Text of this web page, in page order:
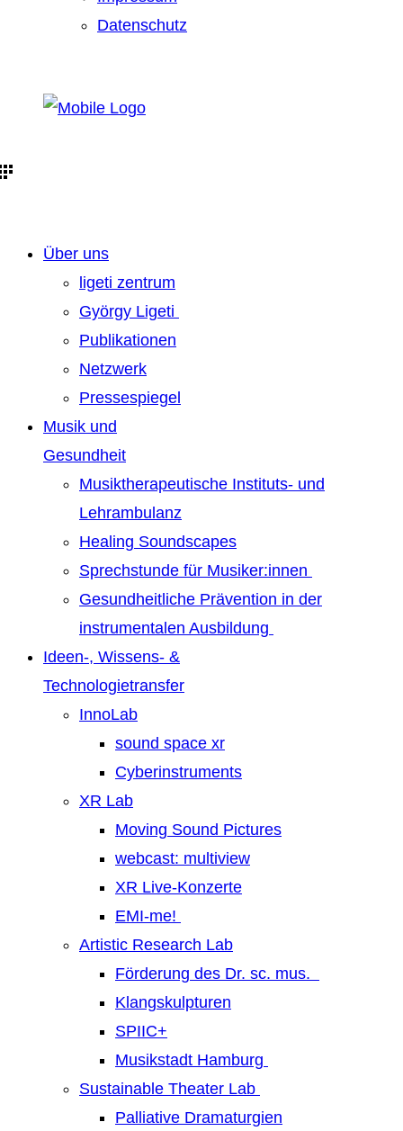
Datenschutz
Über uns
ligeti zentrum
György Ligeti
Publikationen
Netzwerk
Pressespiegel
Musik und
Gesundheit
Musiktherapeutische Instituts- und
Lehrambulanz
Healing Soundscapes
Sprechstunde für Musiker:innen
Gesundheitliche Prävention in der
instrumentalen Ausbildung
Ideen-, Wissens- &
Technologietransfer
InnoLab
sound space xr
Cyberinstruments
XR Lab
Moving Sound Pictures
webcast: multiview
XR Live-Konzerte
EMI-me!
Artistic Research Lab
Förderung des Dr. sc. mus.
Klangskulpturen
SPIIC+
Musikstadt Hamburg
Sustainable Theater Lab
Palliative Dramaturgien